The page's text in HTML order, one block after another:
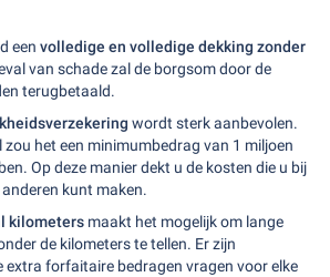
een volledige en volledige dekking zonder
van schade zal de borgsom door de
terugbetaald.
wordt sterk aanbevolen.
zou het een minimumbedrag van 1 miljoen
Op deze manier dekt u de kosten die u bij
kunt maken.
kilometers maakt het mogelijk om lange
de kilometers te tellen. Er zijn
extra forfaitaire bedragen vragen voor elke